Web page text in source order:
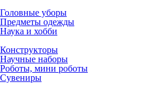
Головные уборы
Предметы одежды
Наука и хобби
Конструкторы
Научные наборы
Роботы, мини роботы
Сувениры